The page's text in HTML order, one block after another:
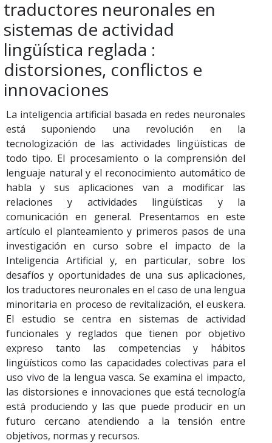
traductores neuronales en
sistemas de actividad
lingüística reglada :
distorsiones, conflictos e
innovaciones
La inteligencia artificial basada en redes neuronales
está suponiendo una revolución en la
tecnologización de las actividades lingüísticas de
todo tipo. El procesamiento o la comprensión del
lenguaje natural y el reconocimiento automático de
habla y sus aplicaciones van a modificar las
relaciones y actividades lingüísticas y la
comunicación en general. Presentamos en este
artículo el planteamiento y primeros pasos de una
investigación en curso sobre el impacto de la
Inteligencia Artificial y, en particular, sobre los
desafíos y oportunidades de una sus aplicaciones,
los traductores neuronales en el caso de una lengua
minoritaria en proceso de revitalización, el euskera.
El estudio se centra en sistemas de actividad
funcionales y reglados que tienen por objetivo
expreso tanto las competencias y hábitos
lingüísticos como las capacidades colectivas para el
uso vivo de la lengua vasca. Se examina el impacto,
las distorsiones e innovaciones que está tecnología
está produciendo y las que puede producir en un
futuro cercano atendiendo a la tensión entre
objetivos, normas y recursos.